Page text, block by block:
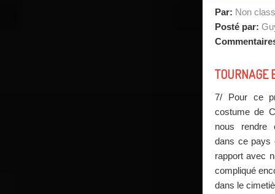
Par: Non
Posté par:
TOURNAGE
7/ Pour ce
costume de
nous rendre
dans ce pays
rapport avec
compliqué
dans le